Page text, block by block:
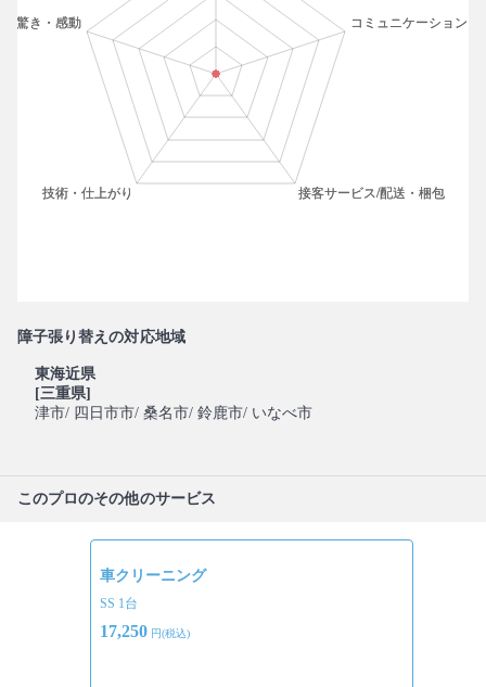
障子張り替えの対応地域
東海近県
[三重県]
津市/ 四日市市/ 桑名市/ 鈴鹿市/ いなべ市
このプロのその他のサービス
車クリーニング
SS 1台
17,250円(税込)